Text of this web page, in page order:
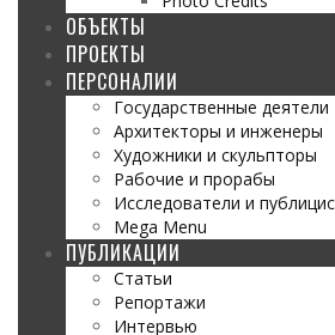
ОБЪЕКТЫ
ПРОЕКТЫ
ПЕРСОНАЛИИ
Государственные деятели
Архитекторы и инженеры
Художники и скульпторы
Рабочие и прорабы
Исследователи и
Mega Menu
ПУБЛИКАЦИИ
Статьи
Репортажи
Интервью